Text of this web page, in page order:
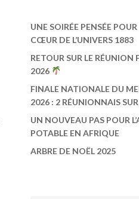
UNE SOIRÉE PENSÉE
CŒUR DE L’UNIVERS 1883
RETOUR SUR LE RÉUNION
2026
FINALE NATIONALE DU
2026 : 2 RÉUNIONNAIS
UN NOUVEAU PAS POUR
POTABLE EN AFRIQUE
ARBRE DE NOËL 2025